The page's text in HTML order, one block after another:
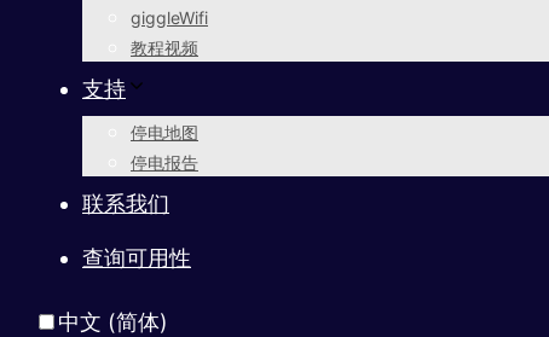
giggleWifi
教程视频
支持
停电地图
停电报告
联系我们
查询可用性
中文 (简体)